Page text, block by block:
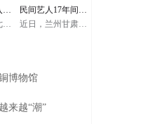
传
在
同
要
辉
他强调，对优秀传
统文化的传承弘扬
要给予支持和扶
自信的文明才能在
保持自己特色的同
成果。今天我们要
铸就中华文化新辉
群
鸭
山
村
天
门
民间艺人17年间制
作2000多张傩面具
近日，兰州甘肃民
张傩面具，从封神
演义中的神话人物
表人物再到民间传
说等，他都要仔细
博物馆
来越“潮”